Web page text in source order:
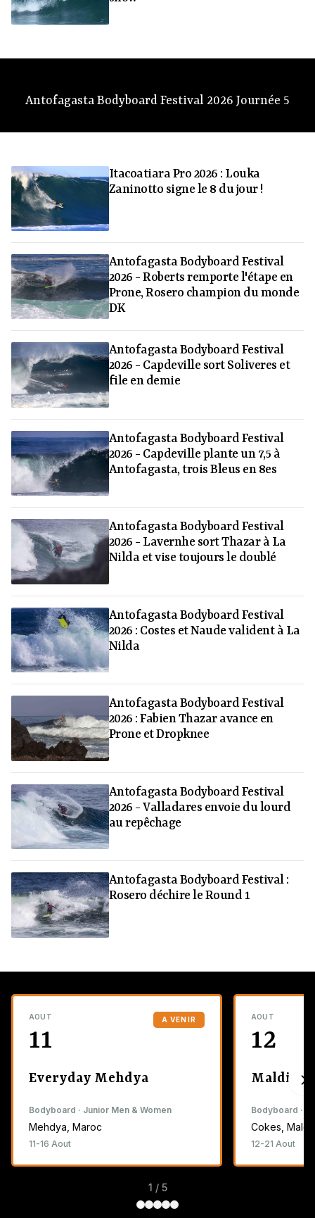
Antofagasta Bodyboard Festival 2026 Journée 5
Itacoatiara Pro 2026 : Louka
Zaninotto signe le 8 du jour !
Antofagasta Bodyboard Festival
2026 - Roberts remporte l'étape en
Prone, Rosero champion du monde
DK
Antofagasta Bodyboard Festival
2026 - Capdeville sort Soliveres et
file en demie
Antofagasta Bodyboard Festival
2026 - Capdeville plante un 7,5 à
Antofagasta, trois Bleus en 8es
Antofagasta Bodyboard Festival
2026 - Lavernhe sort Thazar à La
Nilda et vise toujours le doublé
Antofagasta Bodyboard Festival
2026 : Costes et Naude valident à La
Nilda
Antofagasta Bodyboard Festival
2026 : Fabien Thazar avance en
Prone et Dropknee
Antofagasta Bodyboard Festival
2026 - Valladares envoie du lourd
au repêchage
Antofagasta Bodyboard Festival :
Rosero déchire le Round 1
AOUT
11
A VENIR
Everyday Mehdya
Bodyboard · Junior Men & Women
Mehdya, Maroc
11-16 Aout
AOUT
12
Maldives
Bodyboard ·
Cokes,
12-21 Aout
1 / 5